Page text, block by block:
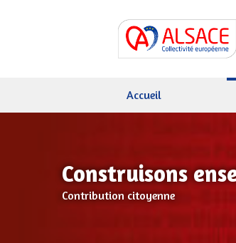
Accueil
Construisons
Contribution citoyenne